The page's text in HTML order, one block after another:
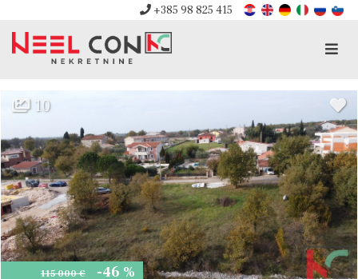
+385 98 825 415
10
115 000 € -46 %